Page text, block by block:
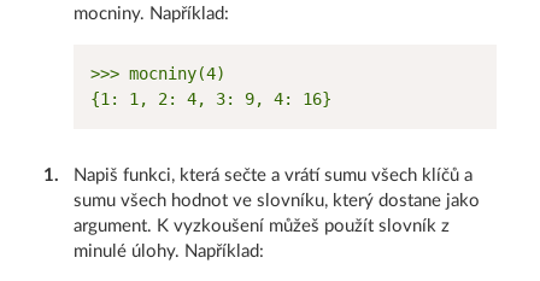
mocniny. Například:
>>> mocniny(4)
1.
Napiš funkci, která sečte a vrátí sumu všech klíčů a
sumu všech hodnot ve slovníku, který dostane jako
argument. K vyzkoušení můžeš použít slovník z
minulé úlohy. Například: